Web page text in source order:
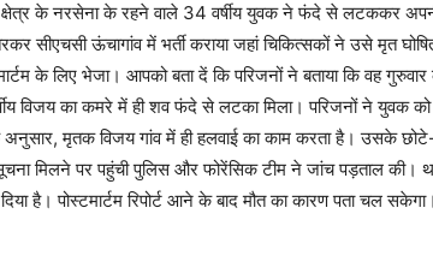
के नरसेना के रहने वाले 34 वर्षीय युवक ने फंदे से लटककर
सीएचसी ऊंचागांव में भर्ती कराया जहां चिकित्सकों ने उसे मृत
के लिए भेजा। आपको बता दें कि परिजनों ने बताया कि वह गुरुवार
विजय का कमरे में ही शव फंदे से लटका मिला। परिजनों ने युवक
अनुसार, मृतक विजय गांव में ही हलवाई का काम करता है। उसके
मिलने पर पहुंची पुलिस और फोरेंसिक टीम ने जांच पड़ताल की।
है। पोस्टमार्टम रिपोर्ट आने के बाद मौत का कारण पता चल सकेगा।